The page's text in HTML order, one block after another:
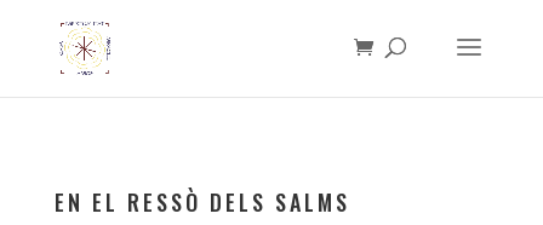
EN EL RESSÒ DELS SALMS